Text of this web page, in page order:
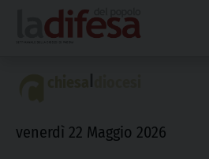
content
venerdì 22 Maggio 2026